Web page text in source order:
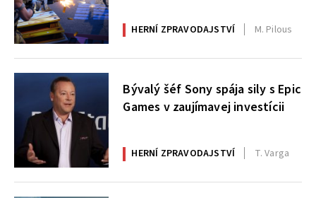
HERNÍ ZPRAVODAJSTVÍ M. Pilous
Bývalý šéf Sony spája sily s Epic
Games v zaujímavej investícii
HERNÍ ZPRAVODAJSTVÍ T. Varga